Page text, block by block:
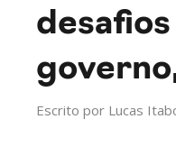
Escrito por Lucas